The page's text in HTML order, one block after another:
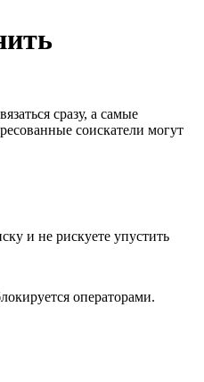
сразу, а самые
соискатели могут
и не рискуете упустить
операторами.